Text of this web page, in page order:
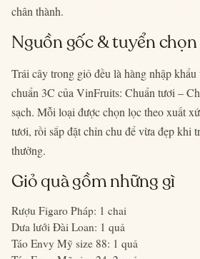
chân thành.
Nguồn gốc & tuyển chọn
Trái cây trong giỏ đều là hàng nhập khẩu
chuẩn 3C của VinFruits: Chuẩn tươi –
sạch. Mỗi loại được chọn lọc theo xuất
tươi, rồi sắp đặt chỉn chu để vừa đẹp khi
thưởng.
Giỏ quà gồm những gì
Rượu Figaro Pháp: 1 chai
Dưa lưới Đài Loan: 1 quả
Táo Envy Mỹ size 88: 1 quả